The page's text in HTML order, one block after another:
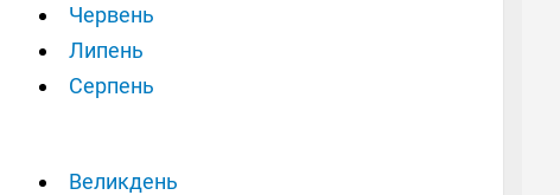
Червень
Липень
Серпень
Великдень